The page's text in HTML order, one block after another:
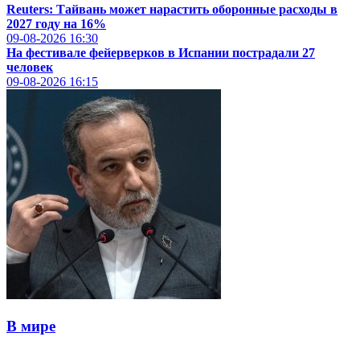
Reuters: Тайвань может нарастить оборонные расходы в
2027 году на 16%
09-08-2026 16:30
На фестивале фейерверков в Испании пострадали 27
человек
09-08-2026 16:15
В мире